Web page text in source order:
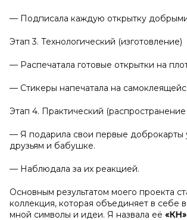
— Подписала каждую открытку
Этап 3. Технологический (изготовление)
— Распечатала готовые открытки на
— Стикеры напечатала на
Этап 4. Практический
— Я подарила свои первые доброкарты
друзьям и бабушке.
— Наблюдала за их реакцией.
Основным результатом моего проекта
коллекция, которая объединяет в себе
мной символы и идеи. Я назвала её «КҮН»